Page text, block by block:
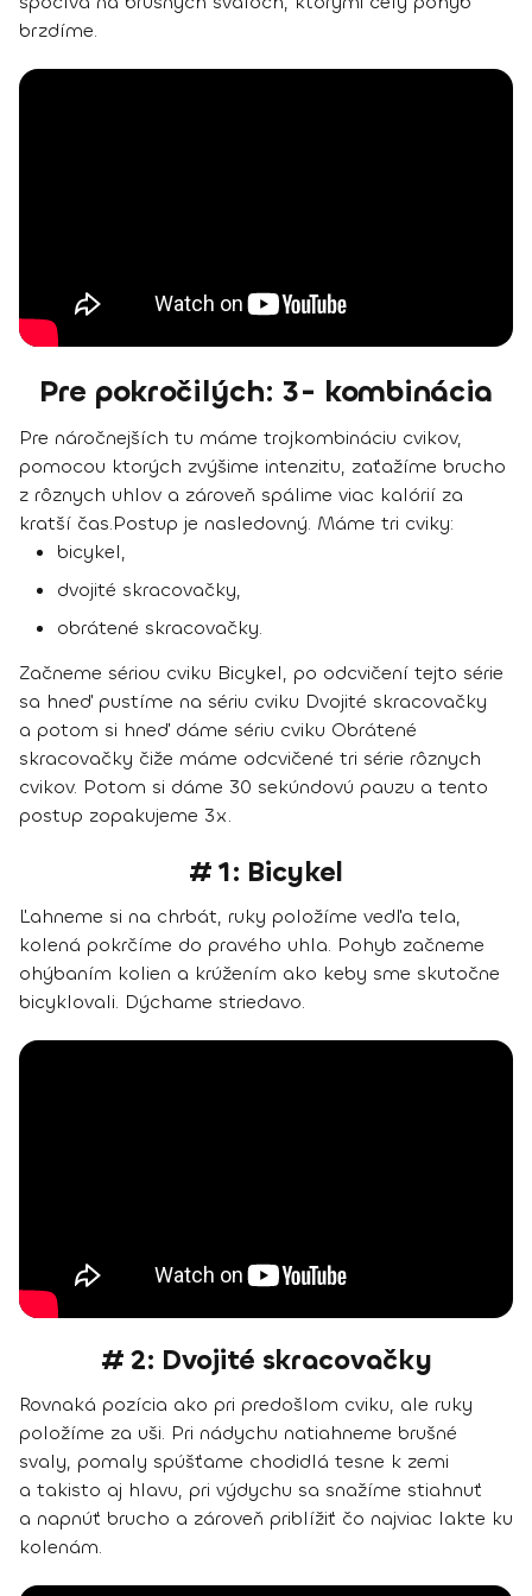
brzdíme.
Pre pokročilých: 3- kombinácia
Pre náročnejších tu máme trojkombináciu cvikov,
pomocou ktorých zvýšime intenzitu, zaťažíme brucho
z rôznych uhlov a zároveň spálime viac kalórií za
kratší čas.Postup je nasledovný. Máme tri cviky:
bicykel,
dvojité skracovačky,
obrátené skracovačky.
Začneme sériou cviku Bicykel, po odcvičení tejto série
sa hneď pustíme na sériu cviku Dvojité skracovačky
a potom si hneď dáme sériu cviku Obrátené
skracovačky čiže máme odcvičené tri série rôznych
cvikov. Potom si dáme 30 sekúndovú pauzu a tento
postup zopakujeme 3x.
# 1: Bicykel
Ľahneme si na chrbát, ruky položíme vedľa tela,
kolená pokrčíme do pravého uhla. Pohyb začneme
ohýbaním kolien a krúžením ako keby sme skutočne
bicyklovali. Dýchame striedavo.
# 2: Dvojité skracovačky
Rovnaká pozícia ako pri predošlom cviku, ale ruky
položíme za uši. Pri nádychu natiahneme brušné
svaly, pomaly spúšťame chodidlá tesne k zemi
a takisto aj hlavu, pri výdychu sa snažíme stiahnuť
a napnúť brucho a zároveň priblížiť čo najviac lakte ku
kolenám.